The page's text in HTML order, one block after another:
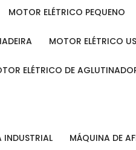
MOTOR ELÉTRICO PEQUENO
MOTOR ELÉTRICO
ELÉTRICO DE
INDUSTRIAL MÁQUINA DE